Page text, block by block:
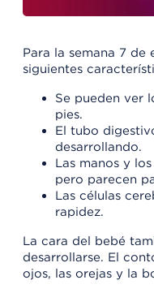
Para la semana 7 de
siguientes
Se pueden ver
pies.
El tubo
desarrollando.
Las manos y
pero parecen
Las células
rapidez.
La cara del bebé
desarrollarse. El
ojos, las orejas y la